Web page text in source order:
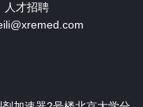
人才招聘